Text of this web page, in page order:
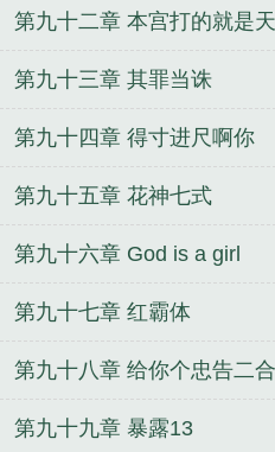
第九十二章 本宫打的就是
第九十三章 其罪当诛
第九十四章 得寸进尺啊你
第九十五章 花神七式
第九十六章 God is a girl
第九十七章 红霸体
第九十八章 给你个忠告二
第九十九章 暴露13